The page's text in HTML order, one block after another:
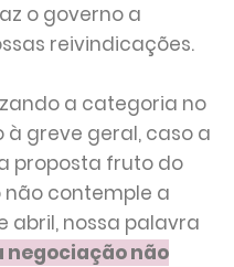
o governo a
reivindicações.
a categoria no
greve geral, caso a
proposta fruto do
contemple a
abril, nossa palavra
negociação não